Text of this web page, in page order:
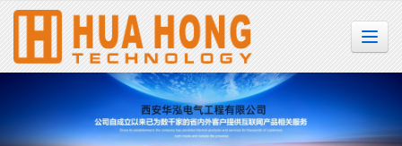
很遗憾，因您的浏览器版本过低导致无法获得最佳浏览体验，推荐下载安装谷歌浏览器！